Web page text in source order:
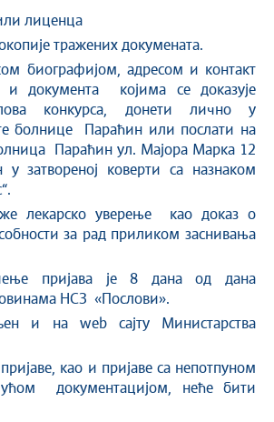
лиценца
тражених докумената.
биографијом, адресом и контакт
и документа којима се доказује
конкурса, донети лично у
болнице Параћин или послати на
Параћин ул. Мајора Марка 12
затвореној коверти са назнаком
лекарско уверење као доказ о
за рад приликом заснивања
пријава је 8 дана од дана
НСЗ «Послови».
и на web сајту Министарства
као и пријаве са непотпуном
документацијом, неће бити